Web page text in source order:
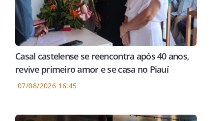
Casal castelense se reencontra após 40 anos,
revive primeiro amor e se casa no Piauí
07/08/2026 16:45